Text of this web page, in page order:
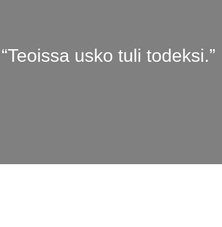
“Teoissa usko tuli todeksi.”